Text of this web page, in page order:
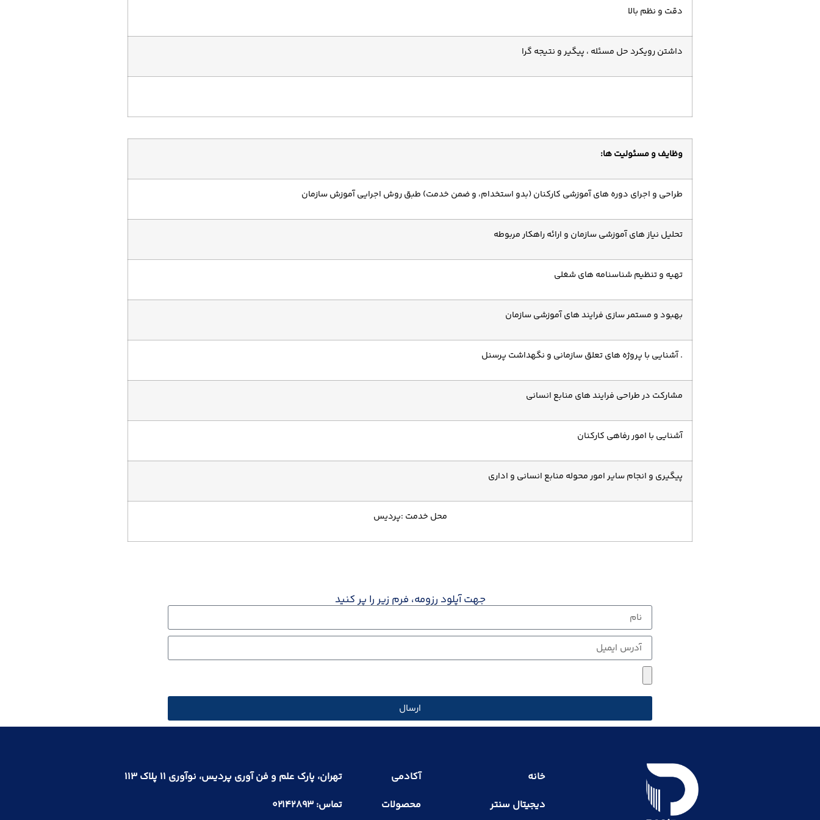
دقت و نظم بالا
داشتن رویکرد حل مسئله ، پیگیر و نتیجه گرا
وظایف و مسئولیت ها:
طراحی و اجرای دوره های آموزشی کارکنان (بدو استخدام، و ضمن خدمت) طبق روش اجرایی آموزش سازمان
تحلیل نیاز های آموزشی سازمان و ارائه راهکار مربوطه
تهیه و تنظیم شناسنامه های شغلی
بهبود و مستمر سازی فرایند های آموزشی سازمان
. آشنایی با پروژه های تعلق سازمانی و نگهداشت پرسنل
مشارکت در طراحی فرایند های منابع انسانی
آشنایی با امور رفاهی کارکنان
پیگیری و انجام سایر امور محوله منابع انسانی و اداری
محل خدمت :پردیس
جهت آپلود رزومه، فرم زیر را پر کنید
ارسال
خانه
دیجیتال سنتر
آکادمی
محصولات
تهران، پارک علم و فن آوری پردیس، نوآوری ۱۱ پلاک ۱۱۳
تماس: ۰۲۱۴۲۸۹۳